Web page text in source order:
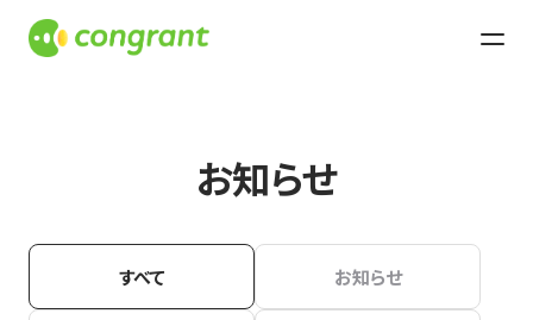
お知らせ
すべて お知らせ